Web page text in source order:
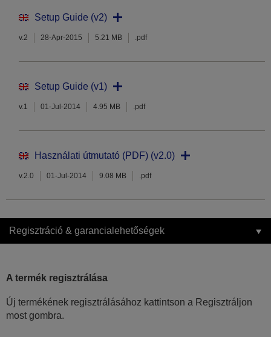
Setup Guide (v2)
v.2 28-Apr-2015 5.21 MB .pdf
Setup Guide (v1)
v.1 01-Jul-2014 4.95 MB .pdf
Használati útmutató (PDF) (v2.0)
v.2.0 01-Jul-2014 9.08 MB .pdf
Regisztráció & garancialehetőségek
A termék regisztrálása
Új termékének regisztrálásához kattintson a Regisztráljon
most gombra.